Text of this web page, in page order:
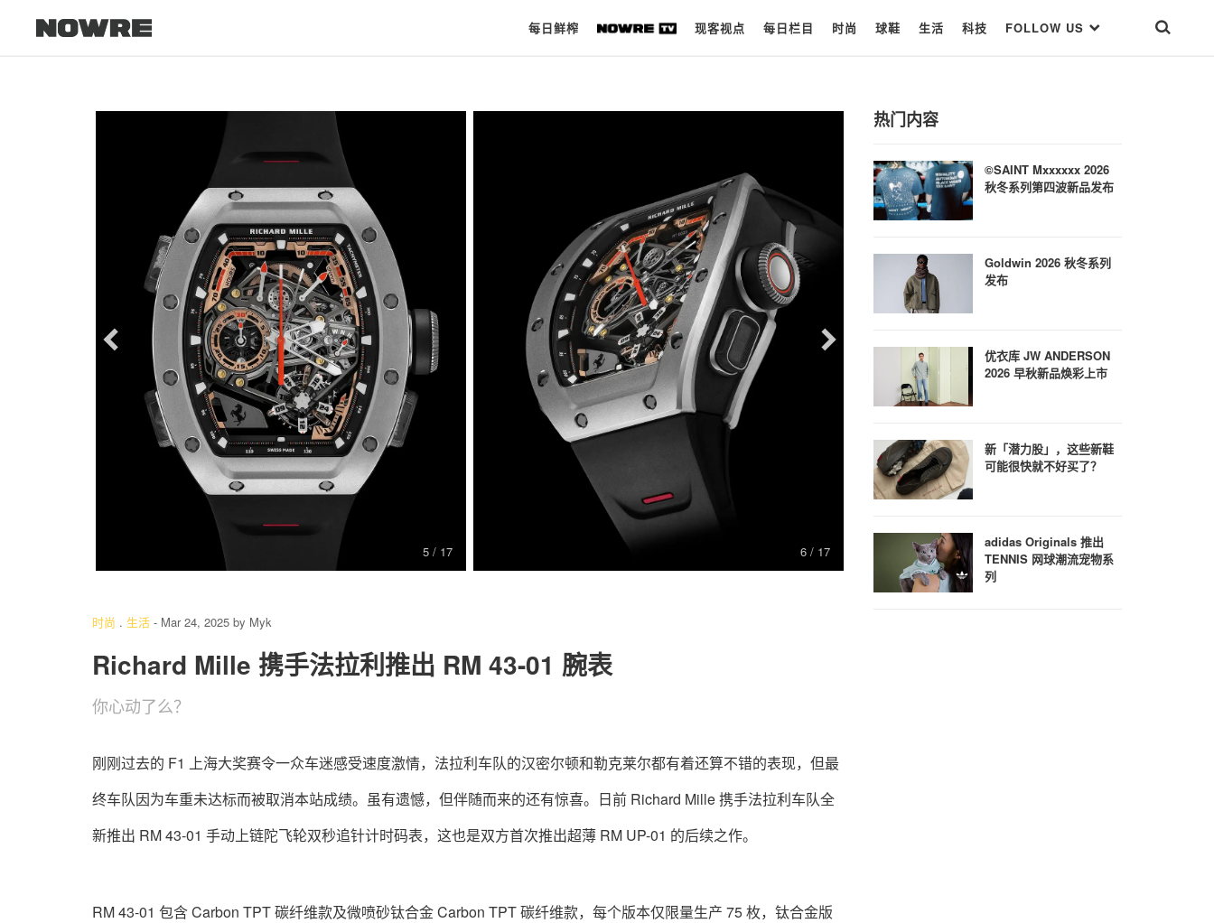
每日鲜榨 现客视点 每日栏目 时尚 球鞋 生活 科技 FOLLOW US
每日栏目
时 尚
球 鞋
生 活
科 技
关于我们
/ 17 7/ 17
时尚 . 生活 - Mar 24, 2025 by Myk
Richard Mille 携手法拉利推出 RM 43-01 腕表
你心动了么？
刚刚过去的 F1 上海大奖赛令一众车迷感受速度激情，法拉利车队的汉密尔顿和勒克莱尔都有着还算不错的表现，但最
终车队因为车重未达标而被取消本站成绩。虽有遗憾，但伴随而来的还有惊喜。日前 Richard Mille 携手法拉利车队全
新推出 RM 43-01 手动上链陀飞轮双秒追针计时码表，这也是双方首次推出超薄 RM UP-01 的后续之作。
RM 43-01 包含 Carbon TPT 碳纤维款及微喷砂钛合金 Carbon TPT 碳纤维款，每个版本仅限量生产 75 枚，钛合金版
热门内容
©SAINT Mxxxxxx 2026
秋冬系列第四波新品发布
Goldwin 2026 秋冬系列
发布
优衣库 JW ANDERSON
2026 早秋新品焕彩上市
新「潜力股」，这些新鞋
可能很快就不好买了？
adidas Originals 推出
TENNIS 网球潮流宠物系
列